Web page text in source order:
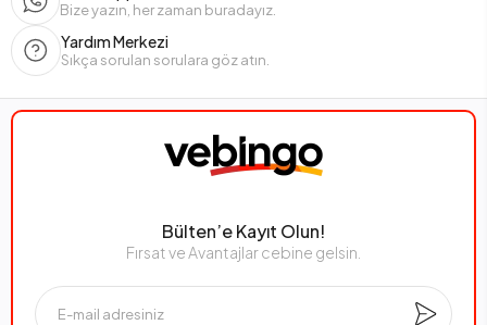
Bize yazın, her zaman buradayız.
Yardım Merkezi
Sıkça sorulan sorulara göz atın.
Bülten’e Kayıt Olun!
Fırsat ve Avantajlar cebine gelsin.